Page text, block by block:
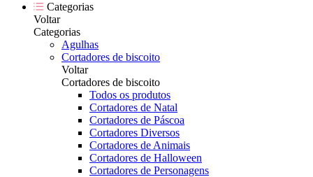
Categorias
Voltar
Categorias
Agulhas
Cortadores de biscoito
Voltar
Cortadores de biscoito
Todos os produtos
Cortadores de Natal
Cortadores de Páscoa
Cortadores Diversos
Cortadores de Animais
Cortadores de Halloween
Cortadores de Personagens